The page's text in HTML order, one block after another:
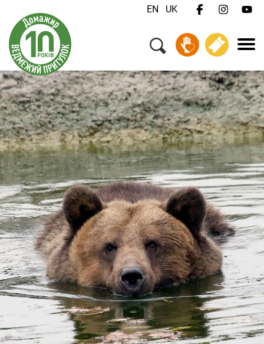
EN UK
Меню
Ваш візит
Добробут тварин
Про нас
Робота
Для медіа
Зв'язатися з нами
Пожертвувати
Квитки